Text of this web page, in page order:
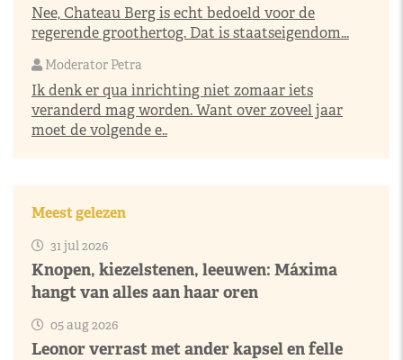
Nee, Chateau Berg is echt bedoeld voor de
regerende groothertog. Dat is staatseigendom...
Moderator Petra
Ik denk er qua inrichting niet zomaar iets
veranderd mag worden. Want over zoveel jaar
moet de volgende e..
Meest gelezen
31 jul 2026
Knopen, kiezelstenen, leeuwen: Máxima
hangt van alles aan haar oren
05 aug 2026
Leonor verrast met ander kapsel en felle